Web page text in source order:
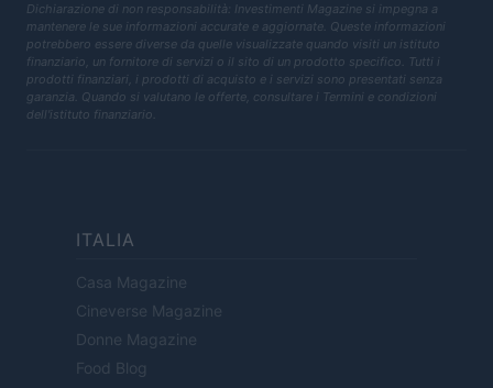
Dichiarazione di non responsabilità: Investimenti Magazine si impegna a
mantenere le sue informazioni accurate e aggiornate. Queste informazioni
potrebbero essere diverse da quelle visualizzate quando visiti un istituto
finanziario, un fornitore di servizi o il sito di un prodotto specifico. Tutti i
prodotti finanziari, i prodotti di acquisto e i servizi sono presentati senza
garanzia. Quando si valutano le offerte, consultare i Termini e condizioni
dell'istituto finanziario.
ITALIA
Casa Magazine
Cineverse Magazine
Donne Magazine
Food Blog